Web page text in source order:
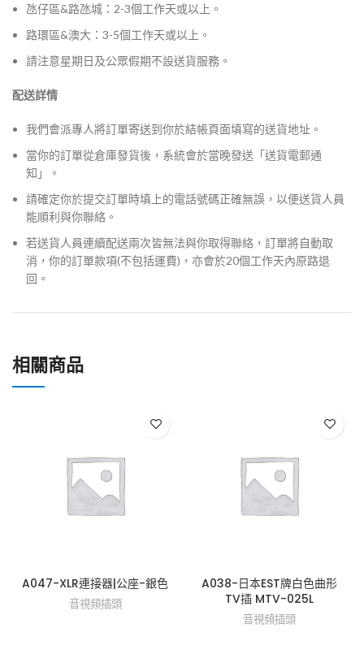
氹仔區&路氹城：2-3個工作天或以上。
路環區&澳大：3-5個工作天或以上。
請注意星期日及公眾假期不設送貨服務。
配送詳情
我們會派專人將訂單寄送到你於結帳頁面填寫的送貨地址。
當你的訂單從倉庫發貨後，系統會於當晚發送「送貨電郵通
知」。
請確定你於提交訂單時填上的電話號碼正確無誤，以便送貨人員
能順利與你聯絡。
若送貨人員連續配送兩次皆無法與你取得聯絡，訂單將自動取
消，你的訂單款項(不包括運費)，亦會於20個工作天內原路退
回。
相關商品
A047-XLR連接器|公座-銀色
音視頻插頭
A038-日本EST牌白色曲形
TV插 MTV-025L
音視頻插頭